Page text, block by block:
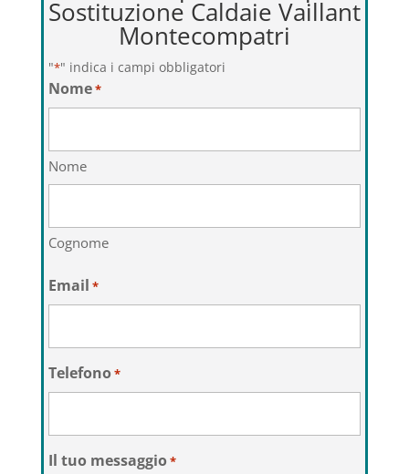
Sostituzione Caldaie Vaillant
Montecompatri
"*" indica i campi obbligatori
Nome*
Nome
Cognome
Email *
Telefono*
Il tuo messaggio*